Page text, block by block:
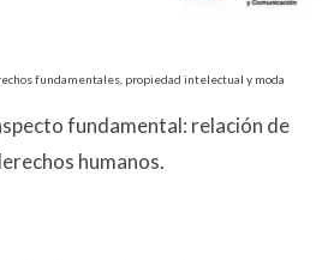
fundamentales, propiedad intelectual y moda
fundamental: relación de
humanos.